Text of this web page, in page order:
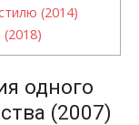
(2014)
одного
(2007)